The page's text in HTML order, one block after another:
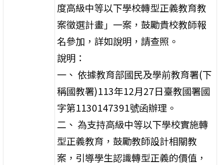
度高級中等以下學校轉型正義教育教
案徵選計畫」一案，鼓勵貴校教師報
名參加，詳如說明，請查照。
說明：
一、 依據教育部國民及學前教育署(下
稱國教署)113年12月27日臺教國署國
字第1130147391號函辦理。
二、 為支持高級中等以下學校實施轉
型正義教育，鼓勵教師設計相關教
案，引導學生認識轉型正義的價值，